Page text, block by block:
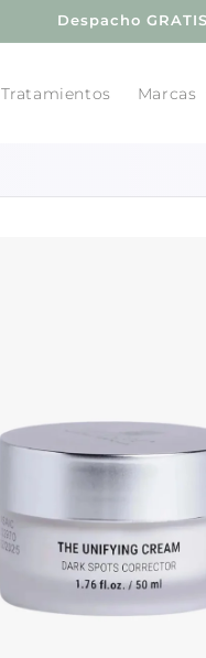
Despacho
Tratamientos Marcas